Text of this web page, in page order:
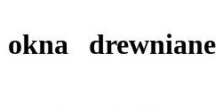
drewniane